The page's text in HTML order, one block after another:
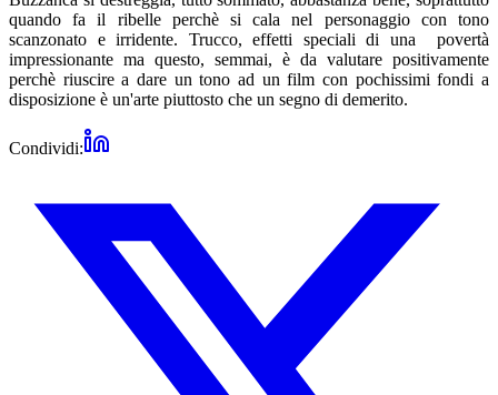
quando fa il ribelle perchè si cala nel personaggio con tono
scanzonato e irridente. Trucco, effetti speciali di una povertà
impressionante ma questo, semmai, è da valutare positivamente
perchè riuscire a dare un tono ad un film con pochissimi fondi a
disposizione è un'arte piuttosto che un segno di demerito.
Condividi: